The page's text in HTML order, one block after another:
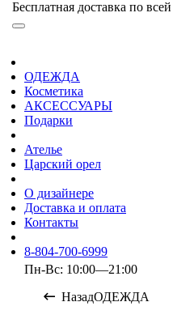
Бесплатная доставка по
ОДЕЖДА
Косметика
АКСЕССУАРЫ
Подарки
Ателье
Царский орел
О дизайнере
Доставка и оплата
Контакты
8-804-700-6999
Пн-Вс: 10:00—21:00
НазадОДЕЖДА